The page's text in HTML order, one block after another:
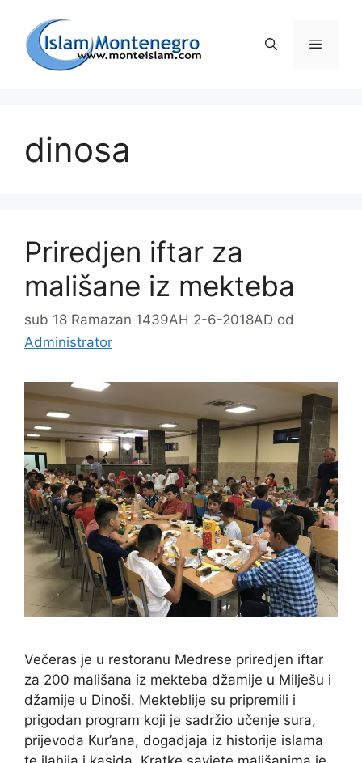
sadržaj
dinosa
Priredjen iftar za
mališane iz mekteba
sub 18 Ramazan 1439AH 2-6-2018AD od
Administrator
Večeras je u restoranu Medrese priredjen iftar
za 200 mališana iz mekteba džamije u Milješu i
džamije u Dinoši. Mekteblije su pripremili i
prigodan program koji je sadržio učenje sura,
prijevoda Kur’ana, dogadjaja iz historije islama